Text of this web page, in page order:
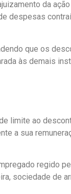
da
despesas
que os
às demais
limite ao
a sua
regido
sociedade de